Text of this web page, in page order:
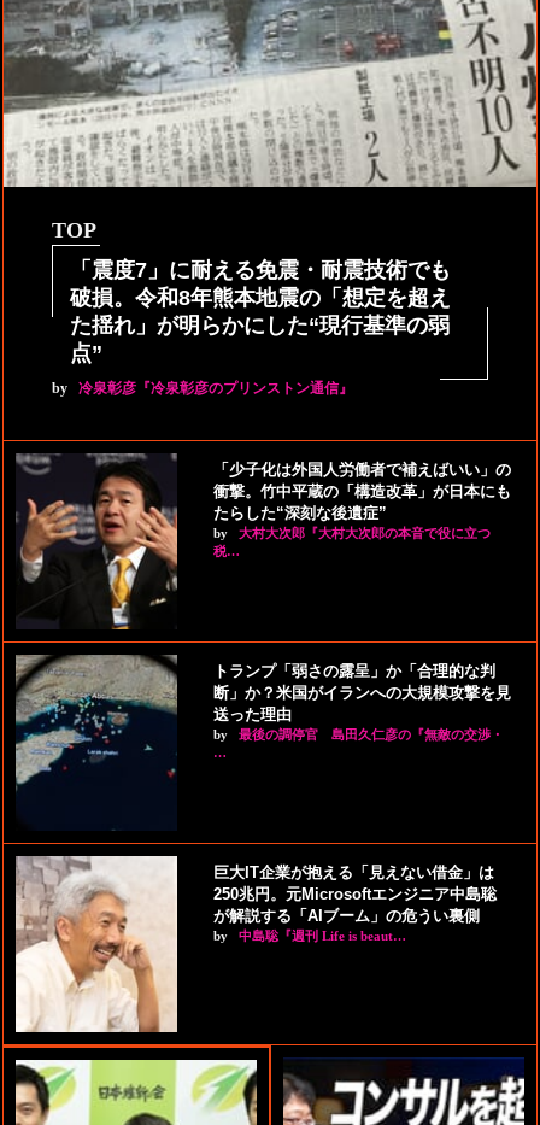
TOP
「震度7」に耐える免震・耐震技術でも
破損。令和8年熊本地震の「想定を超え
た揺れ」が明らかにした“現行基準の弱
点”
by 冷泉彰彦『冷泉彰彦のプリンストン通信』
「少子化は外国人労働者で補えばいい」の
衝撃。竹中平蔵の「構造改革」が日本にも
たらした“深刻な後遺症”
by
大村大次郎『大村大次郎の本音で役に立つ
税…
トランプ「弱さの露呈」か「合理的な判
断」か？米国がイランへの大規模攻撃を見
送った理由
by
最後の調停官 島田久仁彦の『無敵の交渉・
…
巨大IT企業が抱える「見えない借金」は
250兆円。元Microsoftエンジニア中島聡
が解説する「AIブーム」の危うい裏側
by 中島聡『週刊 Life is beaut…